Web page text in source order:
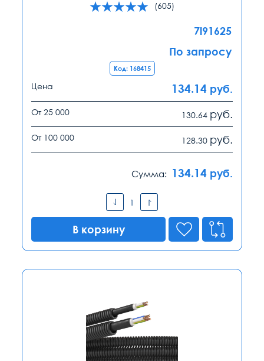
(605)
7l91625
По запросу
Код: 168415
Цена 134.14 руб.
От 25 000 130.64 руб.
От 100 000 128.30 руб.
Сумма: 134.14 руб.
В корзину